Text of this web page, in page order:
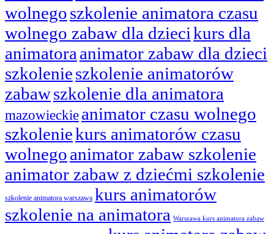
wolnegoszkolenie animatora czasu
wolnego zabaw dla dziecikurs dla
animatora animator zabaw dla dzieci
szkolenieszkolenie animatorów
zabawszkolenie dla animatora
mazowieckie animator czasu wolnego
szkoleniekurs animatorów czasu
wolnegoanimator zabaw szkolenie
animator zabaw z dziećmi szkolenie
szkolenie animatora warszawa kurs animatorów
szkolenie na animatora Warszawa kurs animatora zabaw